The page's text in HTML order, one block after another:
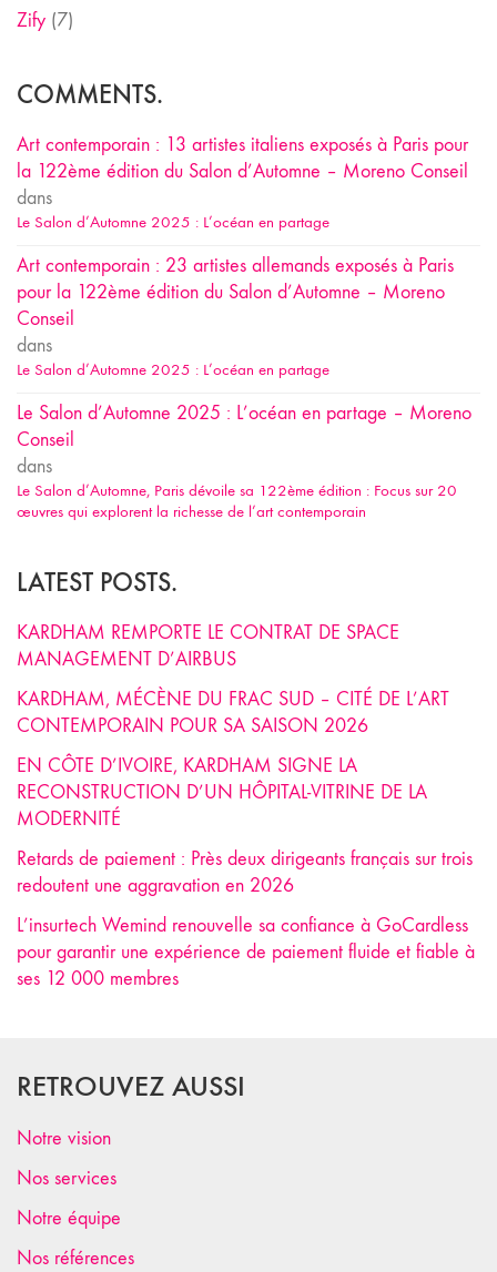
Zify (7)
COMMENTS.
Art contemporain : 13 artistes italiens exposés à Paris pour
la 122ème édition du Salon d’Automne – Moreno Conseil
dans
Le Salon d’Automne 2025 : L’océan en partage
Art contemporain : 23 artistes allemands exposés à Paris
pour la 122ème édition du Salon d’Automne – Moreno
Conseil
dans
Le Salon d’Automne 2025 : L’océan en partage
Le Salon d’Automne 2025 : L’océan en partage – Moreno
Conseil
dans
Le Salon d’Automne, Paris dévoile sa 122ème édition : Focus sur 20
œuvres qui explorent la richesse de l’art contemporain
LATEST POSTS.
KARDHAM REMPORTE LE CONTRAT DE SPACE
MANAGEMENT D’AIRBUS
KARDHAM, MÉCÈNE DU FRAC SUD – CITÉ DE L’ART
CONTEMPORAIN POUR SA SAISON 2026
EN CÔTE D’IVOIRE, KARDHAM SIGNE LA
RECONSTRUCTION D’UN HÔPITAL-VITRINE DE LA
MODERNITÉ
Retards de paiement : Près deux dirigeants français sur trois
redoutent une aggravation en 2026
L’insurtech Wemind renouvelle sa confiance à GoCardless
pour garantir une expérience de paiement fluide et fiable à
ses 12 000 membres
RETROUVEZ AUSSI
Notre vision
Nos services
Notre équipe
Nos références